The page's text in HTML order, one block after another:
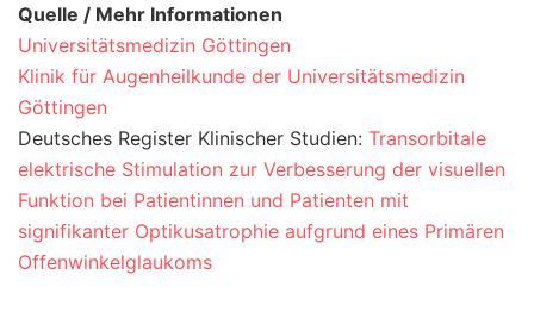
Quelle / Mehr Informationen
Universitätsmedizin Göttingen
Klinik für Augenheilkunde der Universitätsmedizin
Göttingen
Deutsches Register Klinischer Studien: Transorbitale
elektrische Stimulation zur Verbesserung der visuellen
Funktion bei Patientinnen und Patienten mit
signifikanter Optikusatrophie aufgrund eines Primären
Offenwinkelglaukoms